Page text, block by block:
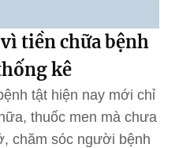
tiền chữa bệnh
kê
tật hiện nay mới chỉ
thuốc men mà chưa
chăm sóc người bệnh